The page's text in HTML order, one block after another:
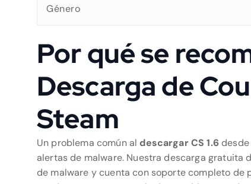
Género
Por qué se
Descarga de
Steam
Un problema común al descargar CS 1.6desde
alertas de malware. Nuestra descarga gratuita
de malware y cuenta con soporte completo de